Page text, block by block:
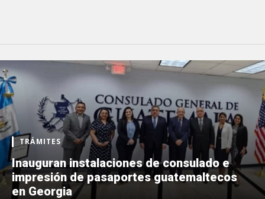
TRÁMITES
Inauguran instalaciones de consulado e
impresión de pasaportes guatemaltecos
en Georgia